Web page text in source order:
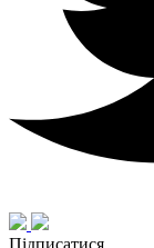
Підписатися